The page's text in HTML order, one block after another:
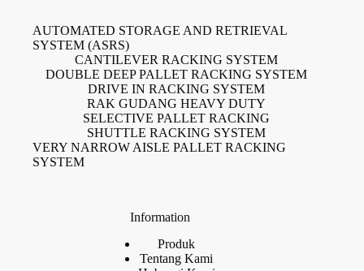
AUTOMATED STORAGE AND RETRIEVAL
SYSTEM (ASRS)
CANTILEVER RACKING SYSTEM
DOUBLE DEEP PALLET RACKING SYSTEM
DRIVE IN RACKING SYSTEM
RAK GUDANG HEAVY DUTY
SELECTIVE PALLET RACKING
SHUTTLE RACKING SYSTEM
VERY NARROW AISLE PALLET RACKING
SYSTEM
Information
Produk
Tentang Kami